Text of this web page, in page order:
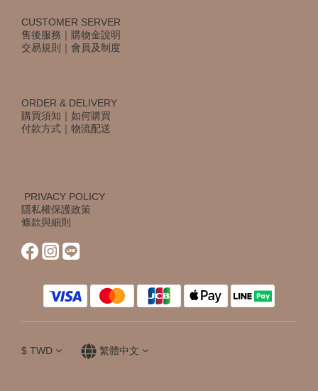
CUSTOMER SERVER
售後服務 ｜ 購物金說明
交易規則
｜ 會員及制度
ORDER & DELIVERY
購買須知 ｜ 如何購買
付款方式 ｜ 物流配送
PRIVACY POLICY
隱私權保護政策
條款與細則
$ TWD 繁體中文